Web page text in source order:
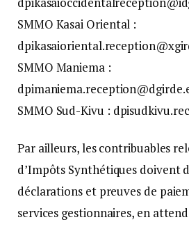
SMMO Kasai Oriental :
SMMO Maniema :
SMMO Sud-Kivu :
Par ailleurs, les contribuables
d’Impôts Synthétiques doivent
déclarations et preuves de
services gestionnaires, en